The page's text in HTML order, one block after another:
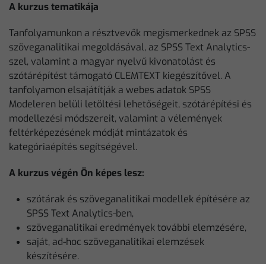
A kurzus tematikája
Tanfolyamunkon a résztvevők megismerkednek az SPSS
szöveganalitikai megoldásával, az SPSS Text Analytics-
szel, valamint a magyar nyelvű kivonatolást és
szótárépítést támogató CLEMTEXT kiegészítővel. A
tanfolyamon elsajátítják a webes adatok SPSS
Modeleren belüli letöltési lehetőségeit, szótárépítési és
modellezési módszereit, valamint a vélemények
feltérképezésének módját mintázatok és
kategóriaépítés segítségével.
A kurzus végén Ön képes lesz:
szótárak és szöveganalitikai modellek építésére az
SPSS Text Analytics-ben,
szöveganalitikai eredmények további elemzésére,
saját, ad-hoc szöveganalitikai elemzések
készítésére.